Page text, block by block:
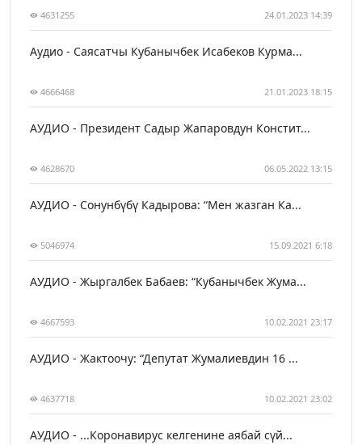
4631255 24.01.2023 14:39
Аудио - Саясатчы Кубанычбек Исабеков Курма...
4666468 21.01.2023 18:15
АУДИО - Президент Садыр Жапаровдун Констит...
4628670 06.05.2022 13:15
АУДИО - Сонунбүбү Кадырова: “Мен жазган Ка...
5046974 15.09.2021 6:18
АУДИО - Жыргалбек Бабаев: “Кубанычбек Жума...
4667593 10.02.2021 23:17
АУДИО - Жактоочу: “Депутат Жумалиевдин 16 ...
4637718 10.02.2021 23:02
АУДИО - ...Коронавирус келгенине аябай сүй...